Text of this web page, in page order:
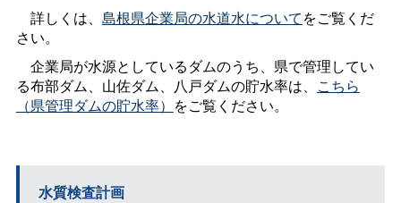
詳しくは、 島根県企業局の水道水についてをご覧くだ
さい。
企業局が水源としているダムのうち、県で管理してい
る布部ダム、山佐ダム、八戸ダムの貯水率は、 こちら
（県管理ダムの貯水率） をご覧ください。
水質検査計画